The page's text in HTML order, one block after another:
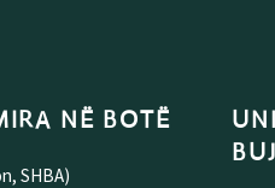
NË BOTË
SHBA)